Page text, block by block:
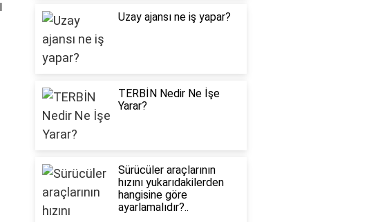
Uzay ajansı ne iş yapar?
TERBİN Nedir Ne İşe
Yarar?
Sürücüler araçlarının
hızını yukarıdakilerden
hangisine göre
ayarlamalıdır?..